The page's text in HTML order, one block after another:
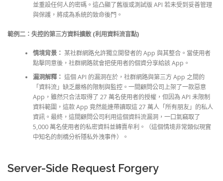
並重設任何人的密碼。這凸顯了舊版或測試版 API 若未受到妥善管理
與保護，將成為系統的致命後門。
範例二：失控的第三方資料擴散 (利用資料流盲點)
情境背景： 某社群網路允許獨立開發者的 App 與其整合。當使用者
點擊同意後，社群網路就會把使用者的個資分享給該 App。
漏洞解釋： 這個 API 的漏洞在於，社群網路與第三方 App 之間的
「資料流」缺乏嚴格的限制與監控。一間顧問公司上架了一款惡意
App，雖然只合法取得了 27 萬名使用者的授權，但因為 API 未限制
資料範圍，這款 App 竟然能連帶讀取這 27 萬人「所有朋友」的私人
資訊。最終，這間顧問公司利用這個資料流漏洞，一口氣竊取了
5,000 萬名使用者的私密資料並轉賣牟利。（這個情境非常類似現實
中知名的劍橋分析隱私外洩事件）。
Server-Side Request Forgery